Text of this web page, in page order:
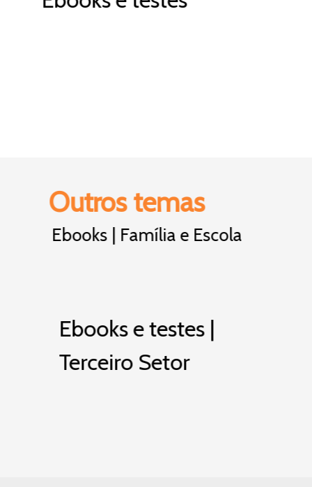
Outros temas
Ebooks | Família e Escola
Ebooks e testes |
Terceiro Setor